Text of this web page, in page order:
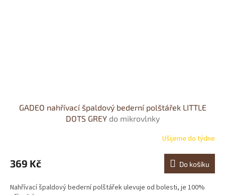
GADEO nahřívací špaldový bederní polštářek LITTLE
DOTS GREY do mikrovlnky
Ušijeme do týdne
369 Kč Do košíku
Nahřívací špaldový bederní polštářek ulevuje od bolesti, je 100%